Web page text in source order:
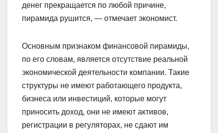
денег прекращается по любой причине,
пирамида рушится, — отмечает экономист.
Основным признаком финансовой пирамиды,
по его словам, является отсутствие реальной
экономической деятельности компании. Такие
структуры не имеют работающего продукта,
бизнеса или инвестиций, которые могут
приносить доход, они не имеют активов,
регистрации в регуляторах, не сдают им